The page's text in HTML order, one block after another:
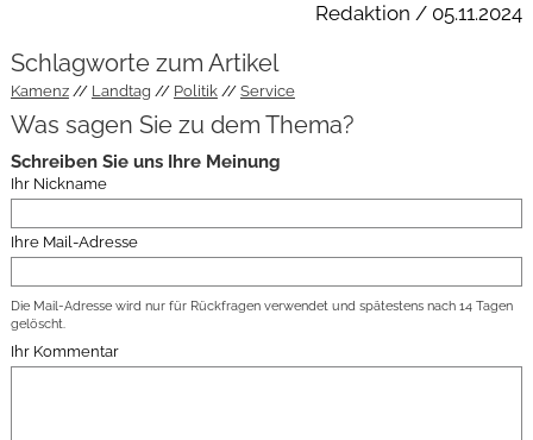
Redaktion / 05.11.2024
Schlagworte zum Artikel
Kamenz Landtag Politik Service
Was sagen Sie zu dem Thema?
Schreiben Sie uns Ihre Meinung
Ihr Nickname
Ihre Mail-Adresse
Die Mail-Adresse wird nur für Rückfragen verwendet und spätestens nach 14 Tagen
gelöscht.
Ihr Kommentar